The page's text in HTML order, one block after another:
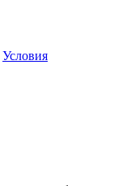
Условия